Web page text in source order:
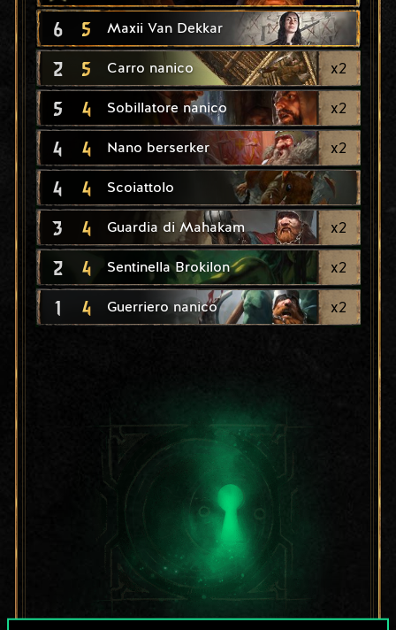
6 5 Maxii Van Dekkar
2 5 Carro nanico x2
5 4 Sobillatore nanico x2
4 4 Nano berserker x2
4 4 Scoiattolo
3 4 Guardia di Mahakam x2
2 4 Sentinella Brokilon x2
1 4 Guerriero nanico x2